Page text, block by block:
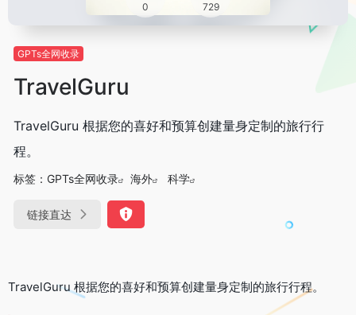
0 729
GPTs全网收录
TravelGuru
TravelGuru 根据您的喜好和预算创建量身定制的旅行行
程。
标签： GPTs全网收录 海外 科学
链接直达
TravelGuru 根据您的喜好和预算创建量身定制的旅行行程。